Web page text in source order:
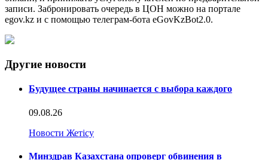
записи. Забронировать очередь в ЦОН можно на портале
egov.kz и с помощью телеграм-бота eGovKzBot2.0.
Другие новости
Будущее страны начинается с выбора каждого
09.08.26
Новости Жетісу
Минздрав Казахстана опроверг обвинения в